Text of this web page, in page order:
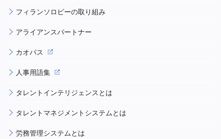
フィランソロピーの取り組み
アライアンスパートナー
カオパス
人事用語集
タレントインテリジェンスとは
タレントマネジメントシステムとは
労務管理システムとは